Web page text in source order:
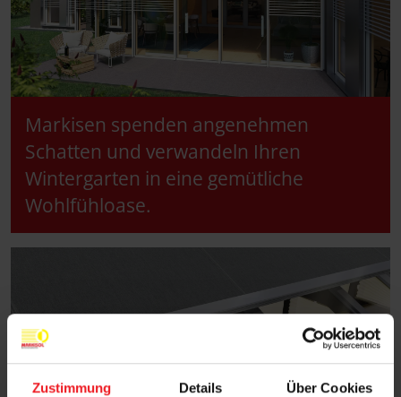
Zustimmung Details Über Cookies
Markisen spenden angenehmen
Schatten und verwandeln Ihren
Wintergarten in eine gemütliche
Wohlfühloase.